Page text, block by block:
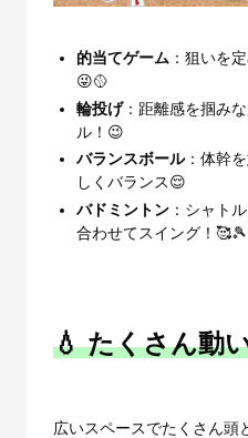
的当てゲーム ：狙いを
😜🥎
輪投げ：距離感を掴み
ル！😉
バランスボール：体幹
しくバランス😌
バドミントン ：シャト
合わせてスイング！🥰🎾
💧 たくさん動
広いスペースでたくさん頭